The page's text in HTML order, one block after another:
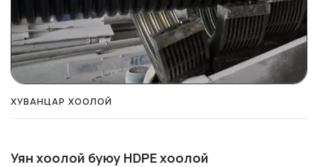
ХУВАНЦАР ХООЛОЙ
Уян хоолой буюу HDPE хоолой